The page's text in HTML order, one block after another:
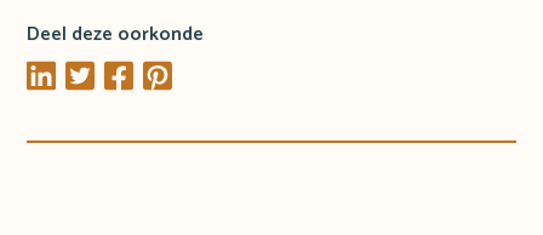
Deel deze oorkonde